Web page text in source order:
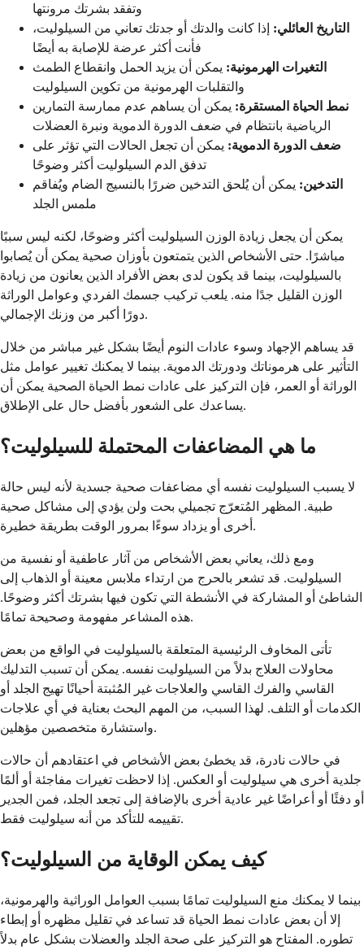
وتفقد بشرتك مرونتها
التاريخ العائلي: إذا كانت والدتك أو جدتك تعاني من السيلوليت،
فأنت أكثر عرضة للإصابة به أيضًا
التغيرات الهرمونية: يمكن أن يزيد الحمل وانقطاع الطمث
والتقلبات الهرمونية من تكوين السيلوليت
نمط الحياة المستقرة: يمكن أن يساهم عدم ممارسة التمارين
الرياضية بانتظام في ضعف الدورة الدموية ونبرة العضلات
ضعف الدورة الدموية: يمكن أن تجعل الحالات التي تؤثر على
تدفق الدم السيلوليت أكثر وضوحًا
التدخين: يمكن أن يُلحق التدخين ضررًا بالنسيج الضام ويُفاقم
ملمس الجلد
يمكن أن يجعل زيادة الوزن السيلوليت أكثر وضوحًا، لكنه ليس سببًا
مباشرًا. حتى الأشخاص الذين يتمتعون بأوزان صحية يمكن أن يُصابوا
بالسيلوليت، بينما قد يكون لدى بعض الأفراد الذين يعانون من زيادة
الوزن القليل جدًا منه. يلعب تركيب جسمك الفردي وعوامل الوراثة
دورًا أكبر من وزنك الإجمالي.
قد يساهم الإجهاد وسوء عادات النوم أيضًا بشكل غير مباشر من خلال
التأثير على هرموناتك ودورتك الدموية. بينما لا يمكنك تغيير عوامل مثل
الوراثة أو العمر، فإن التركيز على عادات نمط الحياة الصحية يمكن أن
يساعدك على الشعور بأفضل حال على الإطلاق.
ما هي المضاعفات المحتملة للسيلوليت؟
لا يسبب السيلوليت نفسه أي مضاعفات صحية جسدية لأنه ليس حالة
طبية. المظهر المُتعرّج تجميلي بحت ولن يؤدي إلى مشاكل صحية
أخرى أو يزداد سوءًا بمرور الوقت بطريقة خطيرة.
ومع ذلك، يعاني بعض الأشخاص من آثار عاطفية أو نفسية من
السيلوليت. قد تشعر بالحرج من ارتداء ملابس معينة أو الذهاب إلى
الشاطئ أو المشاركة في الأنشطة التي تكون فيها بشرتك أكثر وضوحًا.
هذه المشاعر مفهومة وصحيحة تمامًا.
تأتى المخاوف الرئيسية المتعلقة بالسيلوليت في الواقع من بعض
محاولات العلاج بدلاً من السيلوليت نفسه. يمكن أن تسبب التدليك
القاسي والفرك القاسي والعلاجات غير المُثبتة أحيانًا تهيج الجلد أو
الكدمات أو التلف. لهذا السبب، من المهم البحث بعناية في أي علاجات
واستشارة متخصصين مؤهلين.
في حالات نادرة، قد يخطئ بعض الأشخاص في اعتقادهم أن حالات
جلدية أخرى هي سيلوليت أو العكس. إذا لاحظت تغيرات مفاجئة أو ألمًا
أو دفئًا أو أعراضًا غير عادية أخرى بالإضافة إلى تجعد الجلد، فمن الجدير
تقييمه للتأكد من أنه سيلوليت فقط.
كيف يمكن الوقاية من السيلوليت؟
بينما لا يمكنك منع السيلوليت تمامًا بسبب العوامل الوراثية والهرمونية،
إلا أن بعض عادات نمط الحياة قد تساعد في تقليل مظهره أو إبطاء
تطوره. المفتاح هو التركيز على صحة الجلد والعضلات بشكل عام بدلاً